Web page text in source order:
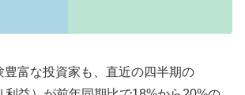
豊富な投資家も、直近の四半期の